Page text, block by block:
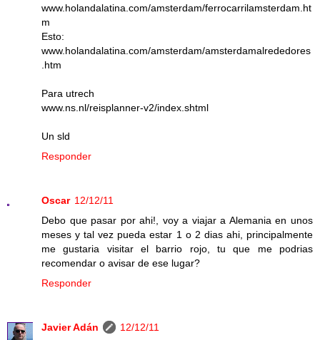
www.holandalatina.com/amsterdam/ferrocarrilamsterdam.ht
m
Esto:
www.holandalatina.com/amsterdam/amsterdamalrededores
.htm
Para utrech
www.ns.nl/reisplanner-v2/index.shtml
Un sld
Responder
Oscar 12/12/11
Debo que pasar por ahi!, voy a viajar a Alemania en unos
meses y tal vez pueda estar 1 o 2 dias ahi, principalmente
me gustaria visitar el barrio rojo, tu que me podrias
recomendar o avisar de ese lugar?
Responder
Javier Adán
12/12/11